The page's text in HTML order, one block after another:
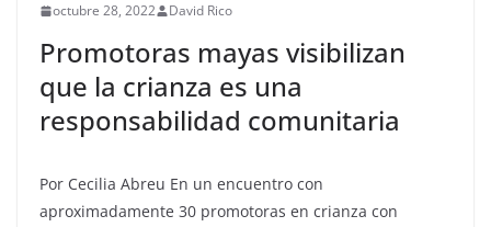
octubre 28, 2022 David Rico
Promotoras mayas visibilizan
que la crianza es una
responsabilidad comunitaria
Por Cecilia Abreu En un encuentro con
aproximadamente 30 promotoras en crianza con